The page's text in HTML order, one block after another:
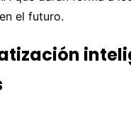
el futuro.